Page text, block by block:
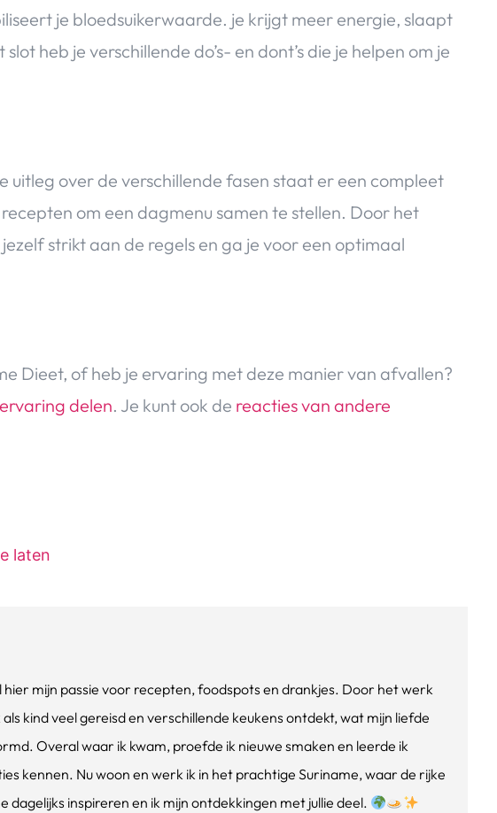
je bloedsuikerwaarde. je krijgt meer energie, slaapt
heb je verschillende do’s- en dont’s die je helpen om je
uitleg over de verschillende fasen staat er een compleet
om een dagmenu samen te stellen. Door het
strikt aan de regels en ga je voor een optimaal
Dieet, of heb je ervaring met deze manier van afvallen?
ervaring delen. Je kunt ook de reacties van andere
laten
hier mijn passie voor recepten, foodspots en drankjes. Door het werk
kind veel gereisd en verschillende keukens ontdekt, wat mijn liefde
Overal waar ik kwam, proefde ik nieuwe smaken en leerde ik
kennen. Nu woon en werk ik in het prachtige Suriname, waar de rijke
dagelijks inspireren en ik mijn ontdekkingen met jullie deel.